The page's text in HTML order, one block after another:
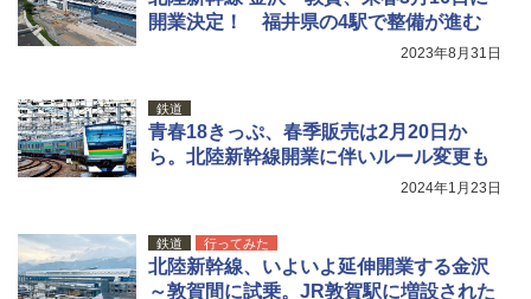
開業決定！ 福井県の4駅で整備が進む
2023年8月31日
鉄道
青春18きっぷ、春季販売は2月20日か
ら。北陸新幹線開業に伴いルール変更も
2024年1月23日
鉄道 行ってみた
北陸新幹線、いよいよ延伸開業する金沢
～敦賀間に試乗。JR敦賀駅に増設された